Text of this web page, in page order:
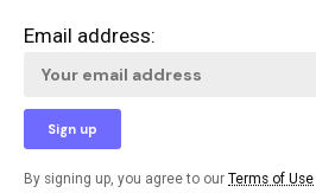
Email address:
By signing up, you agree to our Terms of Use